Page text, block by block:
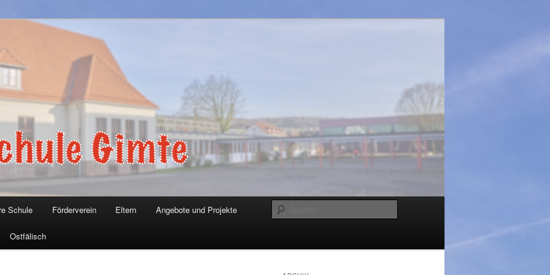
Schule Förderverein Eltern Angebote und Projekte
Ostfälisch